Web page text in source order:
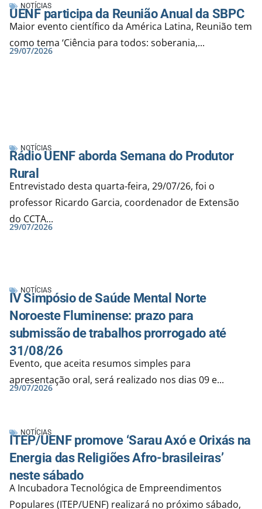
NOTÍCIAS
UENF participa da Reunião Anual da SBPC
Maior evento científico da América Latina, Reunião tem
como tema ‘Ciência para todos: soberania,...
29/07/2026
NOTÍCIAS
Rádio UENF aborda Semana do Produtor
Rural
Entrevistado desta quarta-feira, 29/07/26, foi o
professor Ricardo Garcia, coordenador de Extensão
do CCTA...
29/07/2026
NOTÍCIAS
IV Simpósio de Saúde Mental Norte
Noroeste Fluminense: prazo para
submissão de trabalhos prorrogado até
31/08/26
Evento, que aceita resumos simples para
apresentação oral, será realizado nos dias 09 e...
29/07/2026
NOTÍCIAS
ITEP/UENF promove ‘Sarau Axó e Orixás na
Energia das Religiões Afro-brasileiras’
neste sábado
A Incubadora Tecnológica de Empreendimentos
Populares (ITEP/UENF) realizará no próximo sábado,